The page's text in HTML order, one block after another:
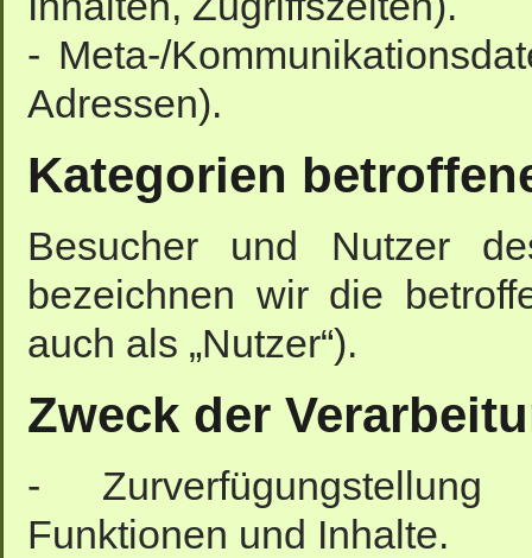
- Meta-/
Adressen).
Kategorien
Besucher und Nutzer
bezeichnen wir die
auch als „Nutzer“).
Zweck der
-
Funktionen und Inhalte.